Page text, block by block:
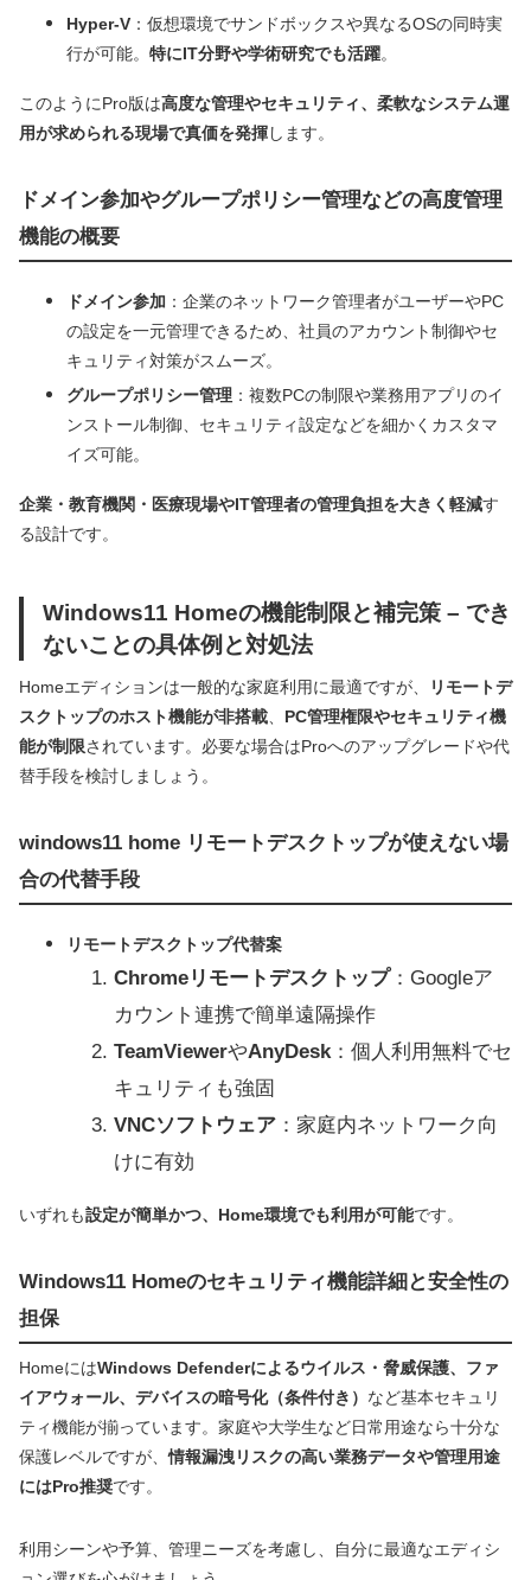
Hyper-V ：仮想環境でサンドボックスや異なるOSの同時実
行が可能。 特にIT分野や学術研究でも活躍。
このようにPro版は高度な管理やセキュリティ、柔軟なシステム運
用が求められる現場で真価を発揮します。
ドメイン参加やグループポリシー管理などの高度管理
機能の概要
ドメイン参加 ：企業のネットワーク管理者がユーザーやPC
の設定を一元管理できるため、社員のアカウント制御やセ
キュリティ対策がスムーズ。
グループポリシー管理 ：複数PCの制限や業務用アプリのイ
ンストール制御、セキュリティ設定などを細かくカスタマ
イズ可能。
企業・教育機関・医療現場やIT管理者の管理負担を大きく軽減す
る設計です。
Windows11 Homeの機能制限と補完策 – でき
ないことの具体例と対処法
Homeエディションは一般的な家庭利用に最適ですが、
リモートデ
スクトップのホスト機能が非搭載
PC管理権限やセキュリティ機
能が制限されています。必要な場合はProへのアップグレードや代
替手段を検討しましょう。
windows11 home リモートデスクトップが使えない場
合の代替手段
リモートデスクトップ代替案
Chromeリモートデスクトップ：Googleア
カウント連携で簡単遠隔操作
TeamViewerやAnyDesk ：個人利用無料でセ
キュリティも強固
VNCソフトウェア ：家庭内ネットワーク向
けに有効
いずれも設定が簡単かつ、Home環境でも利用が可能です。
Windows11 Homeのセキュリティ機能詳細と安全性の
担保
HomeにはWindows Defenderによるウイルス・脅威保護、ファ
イアウォール、デバイスの暗号化（条件付き） など基本セキュリ
ティ機能が揃っています。家庭や大学生など日常用途なら十分な
保護レベルですが、情報漏洩リスクの高い業務データや管理用途
にはPro推奨です。
利用シーンや予算、管理ニーズを考慮し、自分に最適なエディシ